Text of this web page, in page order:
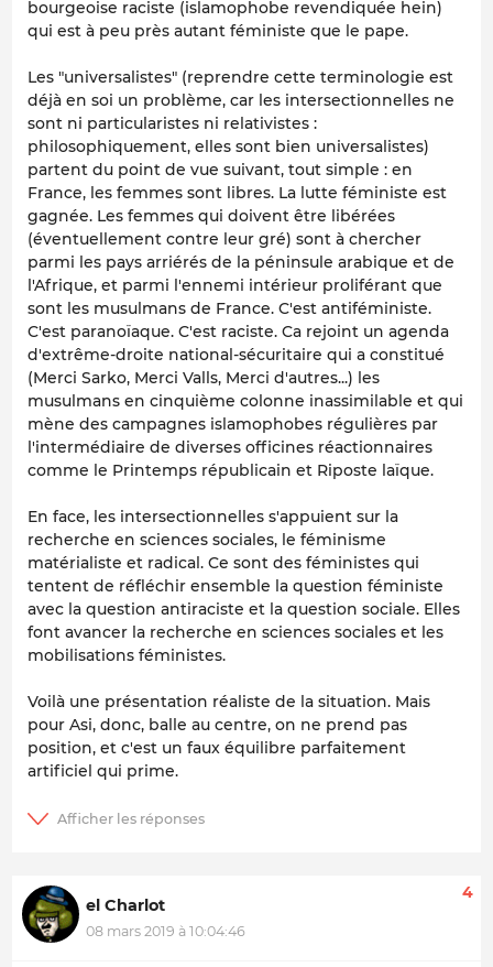
bourgeoise raciste (islamophobe revendiquée hein)
qui est à peu près autant féministe que le pape.
Les "universalistes" (reprendre cette terminologie est
déjà en soi un problème, car les intersectionnelles ne
sont ni particularistes ni relativistes :
philosophiquement, elles sont bien universalistes)
partent du point de vue suivant, tout simple : en
France, les femmes sont libres. La lutte féministe est
gagnée. Les femmes qui doivent être libérées
(éventuellement contre leur gré) sont à chercher
parmi les pays arriérés de la péninsule arabique et de
l'Afrique, et parmi l'ennemi intérieur proliférant que
sont les musulmans de France. C'est antiféministe.
C'est paranoïaque. C'est raciste. Ca rejoint un agenda
d'extrême-droite national-sécuritaire qui a constitué
(Merci Sarko, Merci Valls, Merci d'autres...) les
musulmans en cinquième colonne inassimilable et qui
mène des campagnes islamophobes régulières par
l'intermédiaire de diverses officines réactionnaires
comme le Printemps républicain et Riposte laïque.
En face, les intersectionnelles s'appuient sur la
recherche en sciences sociales, le féminisme
matérialiste et radical. Ce sont des féministes qui
tentent de réfléchir ensemble la question féministe
avec la question antiraciste et la question sociale. Elles
font avancer la recherche en sciences sociales et les
mobilisations féministes.
Voilà une présentation réaliste de la situation. Mais
pour Asi, donc, balle au centre, on ne prend pas
position, et c'est un faux équilibre parfaitement
artificiel qui prime.
el Charlot
08 mars 2019 à 10:04:46
4